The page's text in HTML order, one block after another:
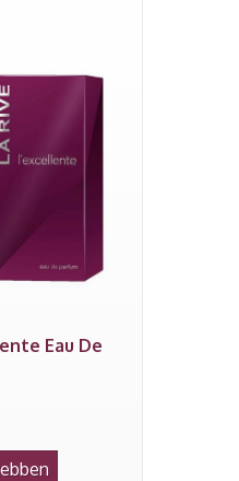
Eau De